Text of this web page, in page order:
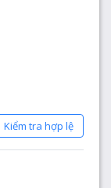
Kiểm tra hợp lệ